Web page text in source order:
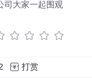
司大家一起围观
打赏